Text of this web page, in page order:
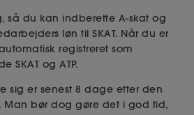
så du kan indberette A-skat og
løn til SKAT. Når du er
registreret som
SKAT og ATP.
sig er senest 8 dage efter den
Man bør dog gøre det i god tid,